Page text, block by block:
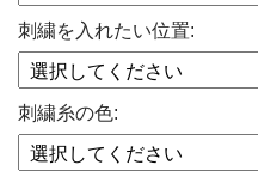
刺繍を入れたい位置:
刺繍糸の色: